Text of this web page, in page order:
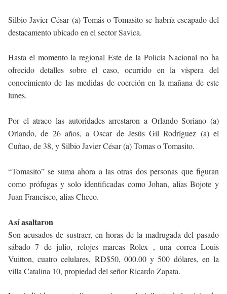
Silbio Javier César (a) Tomás o Tomasito se habría escapado del
destacamento ubicado en el sector Savica.
Hasta el momento la regional Este de la Policía Nacional no ha
ofrecido detalles sobre el caso, ocurrido en la víspera del
conocimiento de las medidas de coerción en la mañana de este
lunes.
Por el atraco las autoridades arrestaron a Orlando Soriano (a)
Orlando, de 26 años, a Oscar de Jesús Gil Rodríguez (a) el
Cuñao, de 38, y Silbio Javier César (a) Tomas o Tomasito.
“Tomasito” se suma ahora a las otras dos personas que figuran
como prófugas y solo identificadas como Johan, alias Bojote y
Juan Francisco, alias Checo.
Así asaltaron
Son acusados de sustraer, en horas de la madrugada del pasado
sábado 7 de julio, relojes marcas Rolex , una correa Louis
Vuitton, cuatro celulares, RD$50, 000.00 y 500 dólares, en la
villa Catalina 10, propiedad del señor Ricardo Zapata.